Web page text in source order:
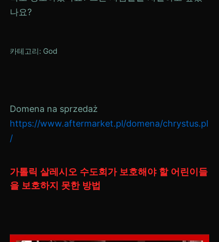
나요?
카테고리: God
Domena na sprzedaż
https://www.aftermarket.pl/domena/chrystus.pl
/
가톨릭 살레시오 수도회가 보호해야 할 어린이들
을 보호하지 못한 방법